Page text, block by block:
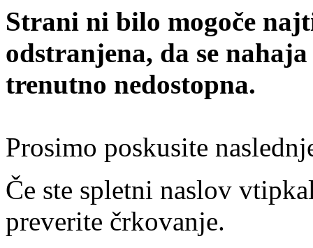
Strani ni bilo mogoče
odstranjena, da se
trenutno nedostopna.
Prosimo poskusite
Če ste spletni naslov
preverite črkovanje.